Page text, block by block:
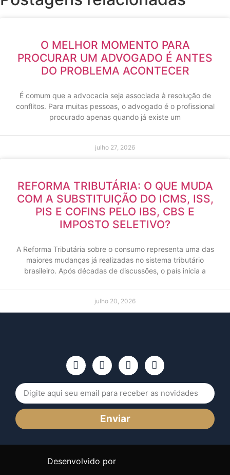
O MELHOR MOMENTO PARA
PROCURAR UM ADVOGADO É ANTES
DO PROBLEMA ACONTECER
É comum que a advocacia seja associada à resolução de
conflitos. Para muitas pessoas, o advogado é o profissional
procurado apenas quando já existe um
julho 27, 2026
REFORMA TRIBUTÁRIA: O QUE MUDA
COM A SUBSTITUIÇÃO DO ICMS, ISS,
PIS E COFINS PELO IBS, CBS E
IMPOSTO SELETIVO?
A Reforma Tributária sobre o consumo representa uma das
maiores mudanças já realizadas no sistema tributário
brasileiro. Após décadas de discussões, o país inicia a
julho 20, 2026
Enviar
Desenvolvido por